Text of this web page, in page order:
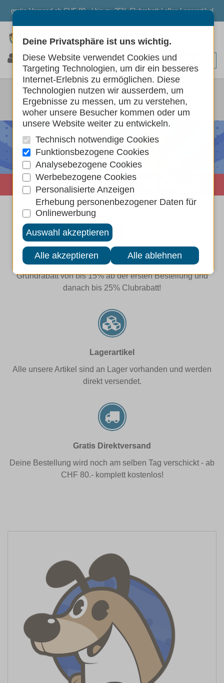
gratis Versand ab CHF 80.- | bis zu 25% Clubrabatt | alles Lagerartikel
0 0 0
HAUSTIER ONLINESHOP
Startseite
Sofortrabatt
Grundrabatt von bis 15% ab der ersten Bestellung und
danach bis 25% Clubrabatt!
Lagerartikel
Alle unsere Artikel sind an Lager vorhanden und werden
direkt versendet.
Gratis Direktversand
Deine Bestellung wird noch am selben Tag verschickt - ab
CHF 80.- komplett kostenlos!
Deine Privatsphäre ist uns wichtig.
Diese Website verwendet Cookies und
Targeting Technologien, um dir ein besseres
Internet-Erlebnis zu ermöglichen. Diese
Technologien nutzen wir ausserdem, um
Ergebnisse zu messen, um zu verstehen,
woher unsere Besucher kommen oder um
unsere Website weiter zu entwickeln.
Technisch notwendige Cookies
Funktionsbezogene Cookies
Analysebezogene Cookies
Werbebezogene Cookies
Personalisierte Anzeigen
Erhebung personenbezogener Daten für
Onlinewerbung